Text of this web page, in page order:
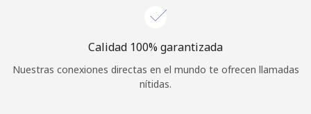
Calidad 100% garantizada
Nuestras conexiones directas en el mundo te ofrecen llamadas
nítidas.